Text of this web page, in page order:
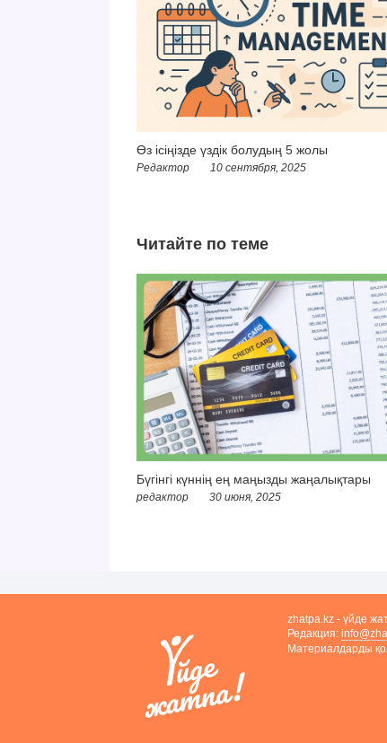
Өз ісіңізде үздік болудың 5 жолы
Редактор 10 сентября, 2025
Читайте по теме
Бүгінгі күннің ең маңызды жаңалықтары
редактор 30 июня, 2025
zhatpa.kz - үйде
Редакция:
Материалдарды